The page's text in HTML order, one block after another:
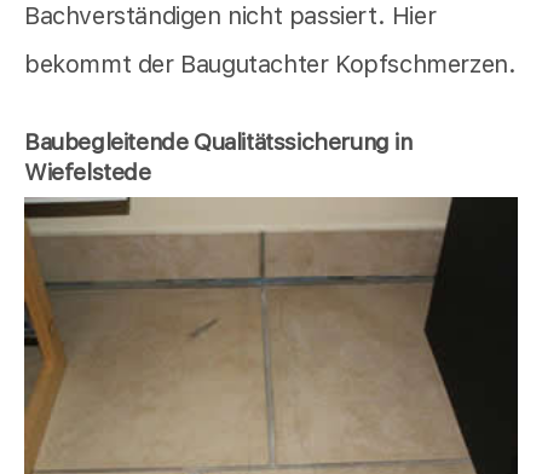
Bachverständigen nicht passiert. Hier
bekommt der Baugutachter Kopfschmerzen.
Baubegleitende Qualitätssicherung in
Wiefelstede